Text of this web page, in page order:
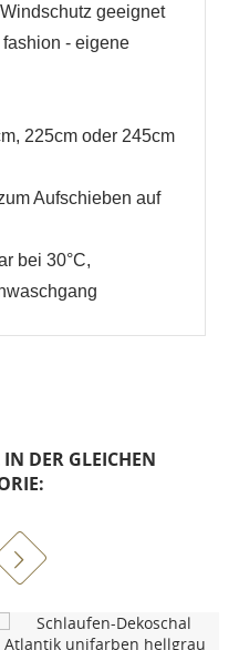
geeignet
- eigene
225cm oder 245cm
Aufschieben auf
bei 30°C,
DER GLEICHEN